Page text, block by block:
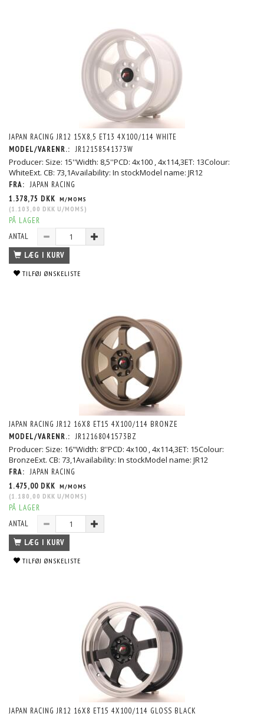
JAPAN RACING JR12 15X8,5 ET13 4X100/114 WHITE
MODEL/VARENR.: JR12158541373W
Producer: Size: 15''Width: 8,5''PCD: 4x100 , 4x114,3ET: 13Colour:
WhiteExt. CB: 73,1Availability: In stockModel name: JR12
FRA: JAPAN RACING
1.378,75 DKK M/MOMS
(1.103,00 DKK U/MOMS )
PÅ LAGER
ANTAL
LÆG I KURV
TILFØJ ØNSKELISTE
JAPAN RACING JR12 16X8 ET15 4X100/114 BRONZE
MODEL/VARENR.: JR12168041573BZ
Producer: Size: 16"Width: 8''PCD: 4x100 , 4x114,3ET: 15Colour:
BronzeExt. CB: 73,1Availability: In stockModel name: JR12
FRA: JAPAN RACING
1.475,00 DKK M/MOMS
(1.180,00 DKK U/MOMS )
PÅ LAGER
ANTAL
LÆG I KURV
TILFØJ ØNSKELISTE
JAPAN RACING JR12 16X8 ET15 4X100/114 GLOSS BLACK